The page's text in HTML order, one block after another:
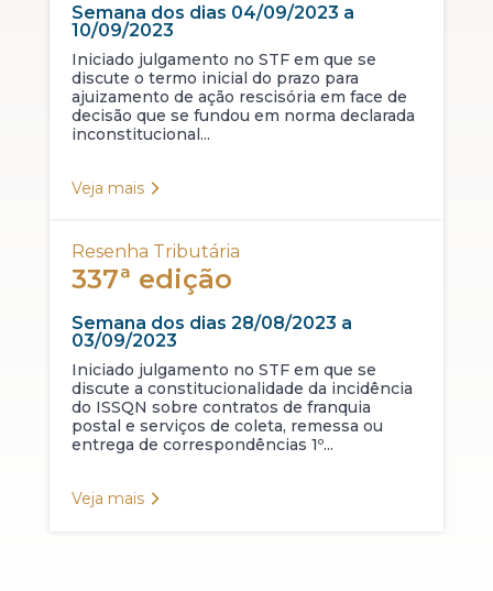
Semana dos dias 04/09/2023 a
10/09/2023
Iniciado julgamento no STF em que se
discute o termo inicial do prazo para
ajuizamento de ação rescisória em face de
decisão que se fundou em norma declarada
inconstitucional...
Veja mais
Resenha Tributária
337ª edição
Semana dos dias 28/08/2023 a
03/09/2023
Iniciado julgamento no STF em que se
discute a constitucionalidade da incidência
do ISSQN sobre contratos de franquia
postal e serviços de coleta, remessa ou
entrega de correspondências 1º...
Veja mais